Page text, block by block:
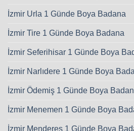
İzmir Urla 1 Günde Boya Badana
İzmir Tire 1 Günde Boya Badana
İzmir Seferihisar 1 Günde Boya
İzmir Narlıdere 1 Günde Boya
İzmir Ödemiş 1 Günde Boya
İzmir Menemen 1 Günde Boya
İzmir Menderes 1 Günde Boya